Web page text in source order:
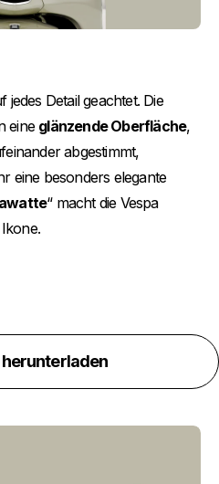
jedes Detail geachtet. Die
eine glänzende Oberfläche,
abgestimmt,
eine besonders elegante
“ macht die Vespa